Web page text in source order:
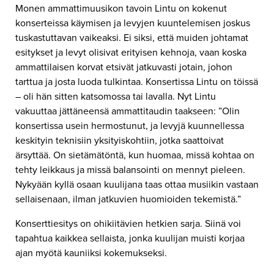
Monen ammattimuusikon tavoin Lintu on kokenut
konserteissa käymisen ja levyjen kuuntelemisen joskus
tuskastuttavan vaikeaksi. Ei siksi, että muiden johtamat
esitykset ja levyt olisivat erityisen kehnoja, vaan koska
ammattilaisen korvat etsivät jatkuvasti jotain, johon
tarttua ja josta luoda tulkintaa. Konsertissa Lintu on töissä
– oli hän sitten katsomossa tai lavalla. Nyt Lintu
vakuuttaa jättäneensä ammattitaudin taakseen: ”Olin
konsertissa usein hermostunut, ja levyjä kuunnellessa
keskityin teknisiin yksityiskohtiin, jotka saattoivat
ärsyttää. On sietämätöntä, kun huomaa, missä kohtaa on
tehty leikkaus ja missä balansointi on mennyt pieleen.
Nykyään kyllä osaan kuulijana taas ottaa musiikin vastaan
sellaisenaan, ilman jatkuvien huomioiden tekemistä.”
Konserttiesitys on ohikiitävien hetkien sarja. Siinä voi
tapahtua kaikkea sellaista, jonka kuulijan muisti korjaa
ajan myötä kauniiksi kokemukseksi.